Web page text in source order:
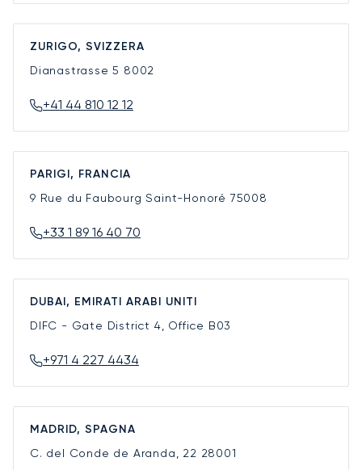
ZURIGO, SVIZZERA
Dianastrasse 5 8002
+41 44 810 12 12
PARIGI, FRANCIA
9 Rue du Faubourg Saint-Honoré 75008
+33 1 89 16 40 70
DUBAI, EMIRATI ARABI UNITI
DIFC - Gate District 4, Office B03
+971 4 227 4434
MADRID, SPAGNA
C. del Conde de Aranda, 22 28001